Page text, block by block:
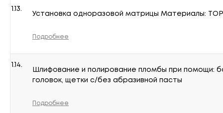
1.13.
Установка одноразовой матрицы Материалы: ТОР
Подробнее
1.14.
Шлифование и полирование пломбы при помощи:
головок, щетки с/без абразивной пасты
Подробнее